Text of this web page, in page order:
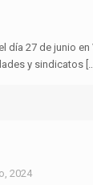
día 27 de junio en
y sindicatos
2024